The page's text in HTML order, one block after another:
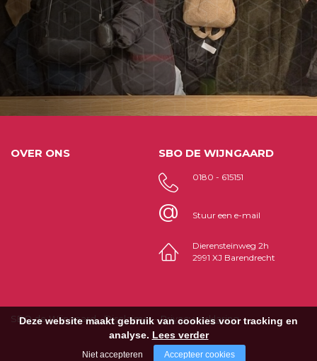
OVER ONS SBO DE WIJNGAARD
0180 - 615151
@ Stuur een e-mail
Dierensteinweg 2h
2991 XJ Barendrecht
SBO de Wijngaard -Disclaimer-Privacyverklaring
Deze website maakt gebruik van cookies voor tracking en
analyse. Lees verder
Niet accepteren Accepteer cookies